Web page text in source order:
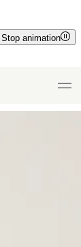
Stop animation